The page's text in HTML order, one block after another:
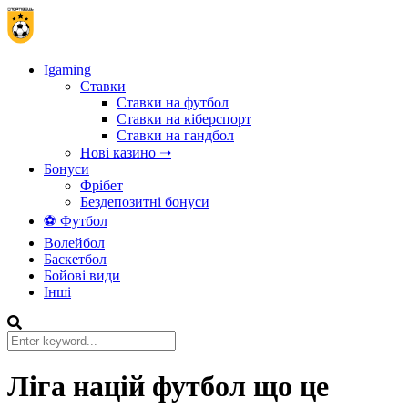
Igaming
Ставки
Ставки на футбол
Ставки на кіберспорт
Ставки на гандбол
Нові казино ➝
Бонуси
Фрібет
Бездепозитні бонуси
⚽ Футбол
Волейбол
Баскетбол
Бойові види
Інші
Ліга націй футбол що це